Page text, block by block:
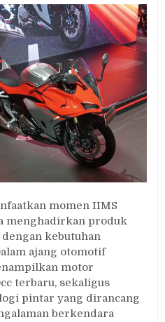
Tampilkan
Motor
Adventure
dan
Sport
250cc
Terbaru
di
IIMS
2026
momen IIMS
menghadirkan produk
kebutuhan
ajang otomotif
motor
terbaru, sekaligus
pintar yang dirancang
berkendara